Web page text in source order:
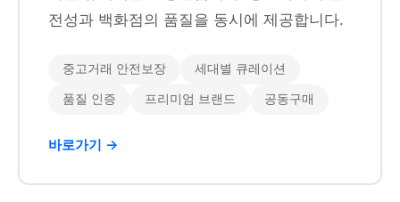
전성과 백화점의 품질을 동시에 제공합니다.
중고거래 안전보장 세대별 큐레이션
품질 인증 프리미엄 브랜드 공동구매
바로가기 →